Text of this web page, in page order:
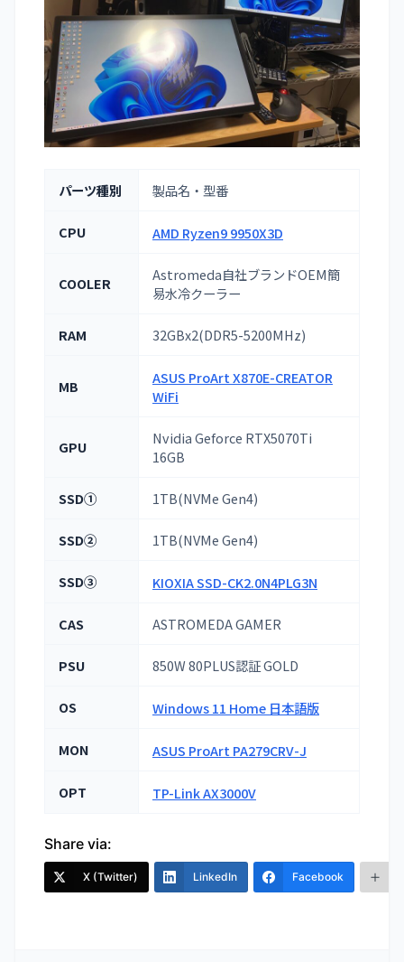
パーツ種別 製品名・型番
CPU AMD Ryzen9 9950X3D
COOLER
Astromeda自社ブランドOEM簡
易水冷クーラー
RAM 32GBx2(DDR5-5200MHz)
MB
ASUS ProArt X870E-CREATOR
WiFi
GPU
Nvidia Geforce RTX5070Ti
16GB
SSD① 1TB(NVMe Gen4)
SSD② 1TB(NVMe Gen4)
SSD③ KIOXIA SSD-CK2.0N4PLG3N
CAS ASTROMEDA GAMER
PSU 850W 80PLUS認証 GOLD
OS Windows 11 Home 日本語版
MON ASUS ProArt PA279CRV-J
OPT TP-Link AX3000V
Share via:
X (Twitter) LinkedIn Facebook